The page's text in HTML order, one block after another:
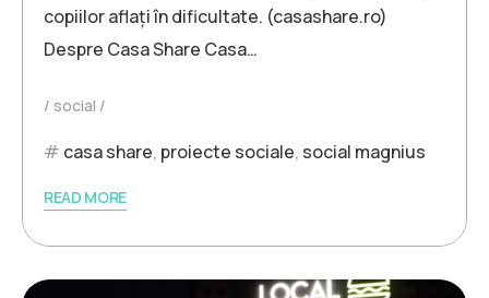
copiilor aflați în dificultate. (casashare.ro)
Despre Casa Share Casa…
social
casa share, proiecte sociale, social magnius
READ MORE